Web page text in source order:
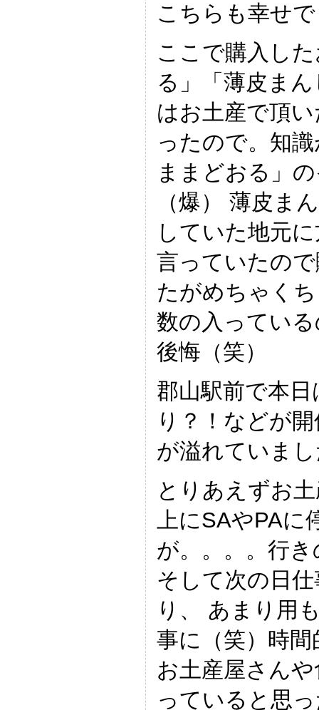
こちらも幸せ
ここで購入し
る」「薄皮ま
はお土産で頂
ったので。知
ままどおる」
（爆） 薄皮ま
していた地元
言っていたの
たがめちゃく
数の入ってい
後悔（笑）
郡山駅前で本
り？！などが
が溢れていま
とりあえずお
上にSAやPA
が。。。。行
そして次の日
り、 あまり用
事に（笑）時
お土産屋さん
っていると思